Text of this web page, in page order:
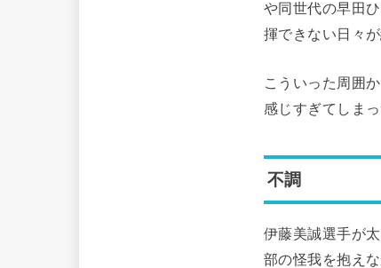
や同世代の早田
揮できない日々
こういった周囲
感じすぎてしま
不調
伊藤美誠選手が
部の怪我を抱え